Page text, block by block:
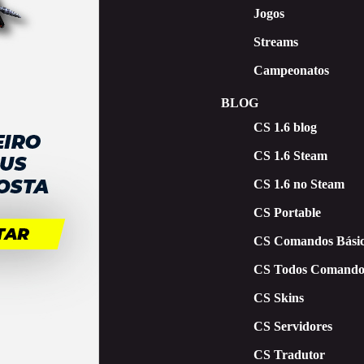
Jogos
Streams
Campeonatos
BLOG
CS 1.6 blog
CS 1.6 Steam
CS 1.6 no Steam
CS Portable
CS Comandos
CS Todos
CS Skins
CS Servidores
CS Tradutor